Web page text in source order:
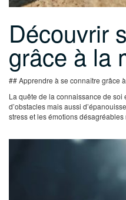
Découvrir
grâce à la
## Apprendre à se connaître grâce
La quête de la connaissance de
d’obstacles mais aussi
stress et les émotions